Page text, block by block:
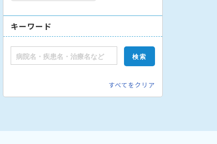
キーワード
すべてをクリア